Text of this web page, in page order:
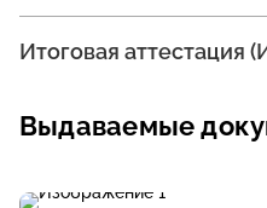
Итоговая аттестация
Выдаваемые